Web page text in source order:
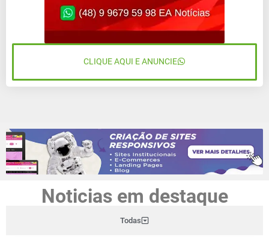
CLIQUE AQUI E ANUNCIE
Noticias em destaque
Todas